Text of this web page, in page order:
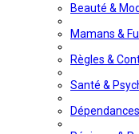
Beauté &
Mamans &
Règles &
Santé &